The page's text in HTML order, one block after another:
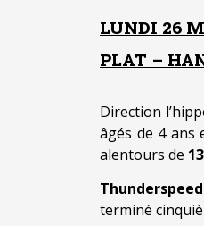
LUNDI 26
PLAT –
Direction
âgés de 4 ans
alentours de
terminé